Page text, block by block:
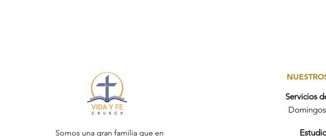
Somos una gran familia que en
Servicios